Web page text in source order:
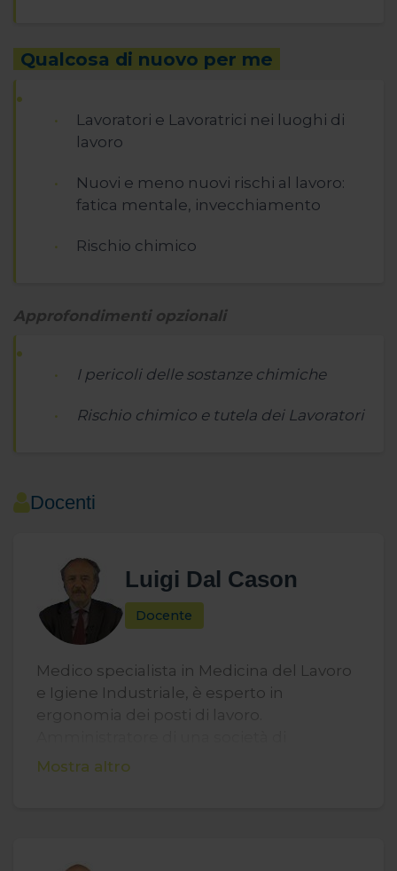
Qualcosa di nuovo per me
Lavoratori e Lavoratrici nei luoghi di
lavoro
Nuovi e meno nuovi rischi al lavoro:
fatica mentale, invecchiamento
Rischio chimico
Approfondimenti opzionali
I pericoli delle sostanze chimiche
Rischio chimico e tutela dei Lavoratori
Docenti
Luigi Dal Cason
Docente
Medico specialista in Medicina del Lavoro
e Igiene Industriale, è esperto in
ergonomia dei posti di lavoro.
formazione certificata ISO 9001/2015,
Mostra altro